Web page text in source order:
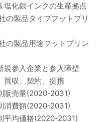
塩化銀インクの生産拠点
の製品タイプフットプリ
の製品用途フットプリン
規参入企業と参入障壁
買収、契約、提携
販売量(2020-2031)
消費額(2020-2031)
平均価格(2020-2031)